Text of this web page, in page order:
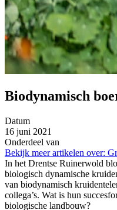
Biodynamisch
Datum
16 juni 2021
Onderdeel van
Bekijk meer artikelen over:
In het Drentse Ruinerwold
biologisch dynamische
van biodynamisch
collega’s. Wat is hun
biologische landbouw?